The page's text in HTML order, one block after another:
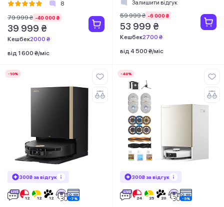
8
79 999 ₴ -40 000 ₴
39 999 ₴
Кешбек2000 ₴
від 1 600 ₴/міс
Залишити відгук
59 999 ₴ -6 000 ₴
53 999 ₴
Кешбек2700 ₴
від 4 500 ₴/міс
-10%
300₴ за відгук
-40%
300₴ за відгук